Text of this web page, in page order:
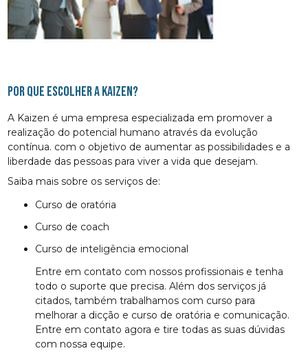
Por que escolher a Kaizen?
A Kaizen é uma empresa especializada em promover a
realização do potencial humano através da evolução
contínua. com o objetivo de aumentar as possibilidades e a
liberdade das pessoas para viver a vida que desejam.
Saiba mais sobre os serviços de:
curso de oratória
curso de coach
curso de inteligência emocional
Entre em contato com nossos profissionais e tenha
todo o suporte que precisa. Além dos serviços já
citados, também trabalhamos com curso para
melhorar a dicção e curso de oratória e comunicação.
Entre em contato agora e tire todas as suas dúvidas
com nossa equipe.